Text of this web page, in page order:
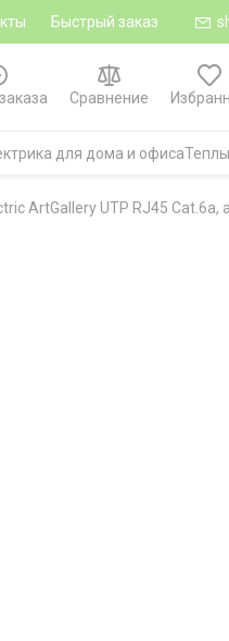
Быстрый заказ
Сравнение
для дома и офиса
ArtGallery UTP RJ45 Cat.6a,